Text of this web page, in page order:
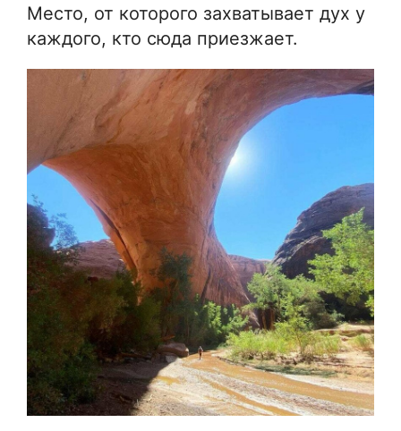
Место, от которого захватывает дух у
каждого, кто сюда приезжает.